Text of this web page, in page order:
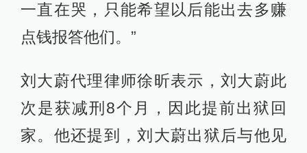
一直在哭，只能希望以后能出去多赚
点钱报答他们。”
刘大蔚代理律师徐昕表示，刘大蔚此
次是获减刑8个月，因此提前出狱回
家。他还提到，刘大蔚出狱后与他见